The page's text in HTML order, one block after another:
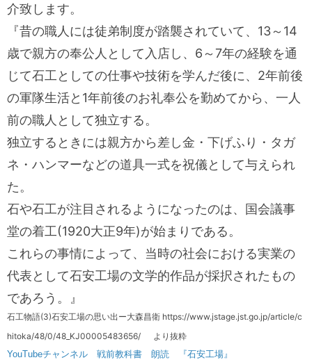
介致します。
『昔の職人には徒弟制度が踏襲されていて、13～14
歳で親方の奉公人として入店し、6～7年の経験を通
じて石工としての仕事や技術を学んだ後に、2年前後
の軍隊生活と1年前後のお礼奉公を勤めてから、一人
前の職人として独立する。
独立するときには親方から差し金・下げふり・タガ
ネ・ハンマーなどの道具一式を祝儀として与えられ
た。
石や石工が注目されるようになったのは、国会議事
堂の着工(1920大正9年)が始まりである。
これらの事情によって、当時の社会における実業の
代表として石安工場の文学的作品が採択されたもの
であろう。』
石工物語(3)石安工場の思い出ー大森昌衛 https://www.jstage.jst.go.jp/article/c
hitoka/48/0/48_KJ00005483656/
より抜粋
YouTubeチャンネル 戦前教科書 朗読 『石安工場』